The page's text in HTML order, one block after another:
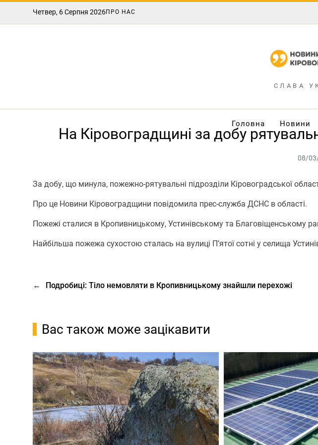
Четвер, 6 Серпня 2026ПРО НАС
СЛАВА
Головна Новини
На Кіровоградщині за добу
08/
За добу, що минула, пожежно-рятувальні підрозділи Кіровоградської
Про це Новини Кіровоградщини повідомила прес-служба ДСНС в області.
Пожежі сталися в Кропивницькому, Устинівському та Благовіщенському
Найбільша пожежа сухостою сталась на вулиці П’ятої сотні у селища
← Подробиці: Тіло немовляти в Кропивницькому знайшли перехожі
Вас також може зацікавити